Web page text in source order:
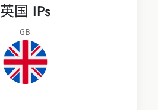
英国 IPs
GB